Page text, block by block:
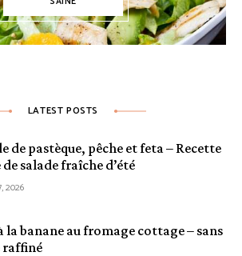
LATEST POSTS
de pastèque, pêche et feta – Recette
salade fraîche d’été
2026
la banane au fromage cottage – sans
raffiné